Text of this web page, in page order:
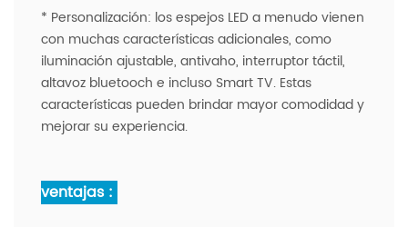
* Personalización: los espejos LED a menudo vienen
con muchas características adicionales, como
iluminación ajustable, antivaho, interruptor táctil,
altavoz bluetooch e incluso Smart TV. Estas
características pueden brindar mayor comodidad y
mejorar su experiencia.
ventajas :